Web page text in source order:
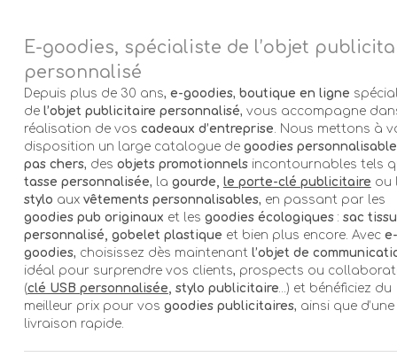
E-goodies, spécialiste de l’objet
personnalisé
Depuis plus de 30 ans, e-goodies, boutique en ligne
de l’objet publicitaire personnalisé, vous accompagne
réalisation de vos cadeaux d’entreprise . Nous mettons à
disposition un large catalogue de goodies
pas chers, des objets promotionnelsincontournables tels
tasse personnalisée, la gourde, le porte-clé publicitaire ou
stylo aux vêtements personnalisables, en passant par les
goodies pub originaux et les goodies écologiques: sac tissu
personnalisé, gobelet plastique et bien plus encore. Avec e-
goodies, choisissez dès maintenant l’objet de
idéal pour surprendre vos clients, prospects ou
(clé USB personnalisée , stylo publicitaire …) et bénéficiez du
meilleur prix pour vos goodies publicitaires, ainsi que d’une
livraison rapide.